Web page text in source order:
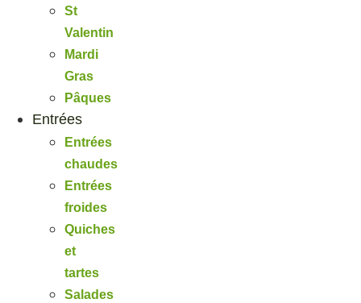
St
Valentin
Mardi
Gras
Pâques
Entrées
Entrées
chaudes
Entrées
froides
Quiches
et
tartes
Salades